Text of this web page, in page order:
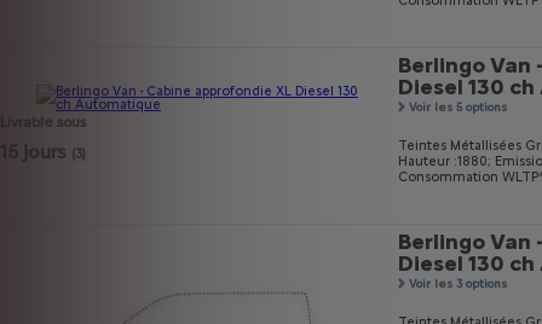
Livrable sous
15 jours (3)
Berlingo Van
Diesel 130
Voir les 5 options
Teintes Métallisées
Hauteur :1880;
Consommation
Berlingo Van
Diesel 130
Voir les 3 options